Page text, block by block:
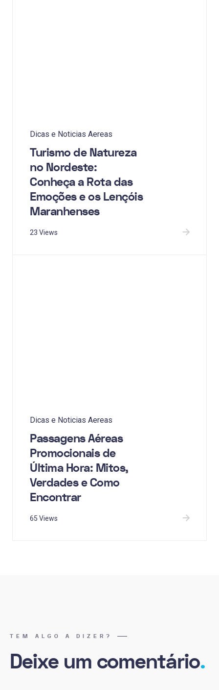
Dicas e Noticias Aereas
Turismo de Natureza
no Nordeste:
Conheça a Rota das
Emoções e os Lençóis
Maranhenses
23 Views
Dicas e Noticias Aereas
Passagens Aéreas
Promocionais de
Última Hora: Mitos,
Verdades e Como
Encontrar
65 Views
TEM ALGO A DIZER?
Deixe um comentário.